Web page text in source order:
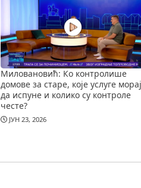
Миловановић: Ко контролише
домове за старе, које услуге
да испуне и колико су контроле
честе?
ЈУН 23, 2026